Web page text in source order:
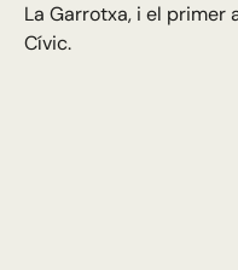
La Garrotxa, i el primer
Cívic.